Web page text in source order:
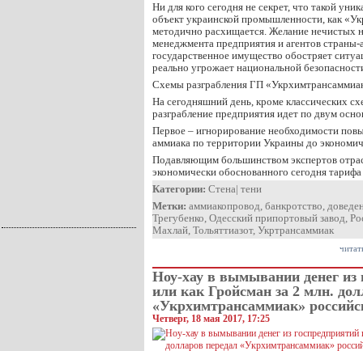
Ни для кого сегодня не секрет, что такой
объект украинской промышленности, как
методично расхищается. Желание нечистых
менеджмента предприятия и агентов страны-
государственное имущество обостряет
реально угрожает национальной
Схемы разграбления ГП
На сегодняшний день, кроме классических
разграбление предприятия идет по двум
Первое – игнорирование необходимости
аммиака по территории Украины до
Подавляющим большинством экспертов
экономически обоснованного сегодня
Категории: Стена| тени
Метки: аммиакопровод, банкротство,
Трегубенко, Одесский припортовый завод,
Махлай, Тольяттиазот, Укртрансаммиак
Ноу-хау в вымывании денег из
или как Гройсман за 2 млн.
«Укрхимтрансаммиак»
Четверг, 18 мая 2017, 17:25